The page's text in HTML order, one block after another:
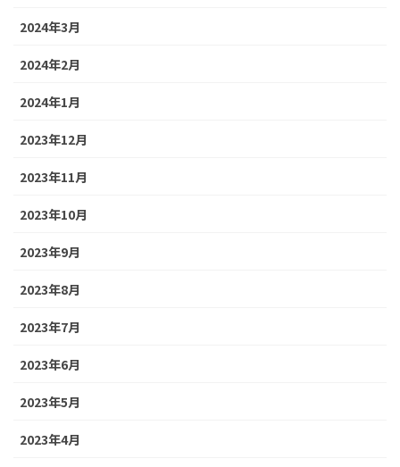
2024年3月
2024年2月
2024年1月
2023年12月
2023年11月
2023年10月
2023年9月
2023年8月
2023年7月
2023年6月
2023年5月
2023年4月